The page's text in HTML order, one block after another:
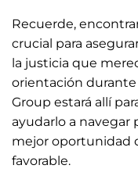
Recuerde,
crucial para
la justicia que
orientación
Group estará allí
ayudarlo a navegar
mejor oportunidad
favorable.